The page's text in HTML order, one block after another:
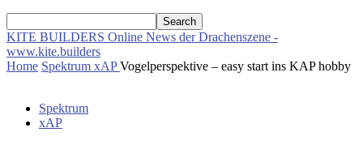
KITE BUILDERS Online News der Drachenszene -
www.kite.builders
Home Spektrum xAP Vogelperspektive – easy start ins KAP hobby
Spektrum
xAP